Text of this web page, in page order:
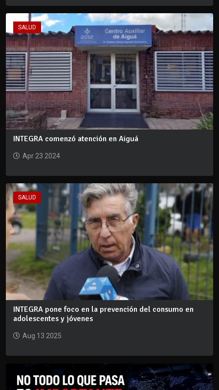
SALUD
INTEGRA comenzó atención en Aiguá
Apr 23 2024
SALUD
INTEGRA pone foco en la prevención del consumo en
adolescentes y jóvenes
Aug 13 2025